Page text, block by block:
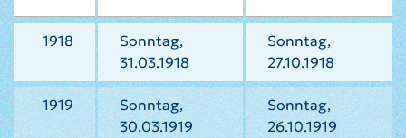
1918
Sonntag,
31.03.1918
Sonntag,
27.10.1918
1919
Sonntag,
30.03.1919
Sonntag,
26.10.1919